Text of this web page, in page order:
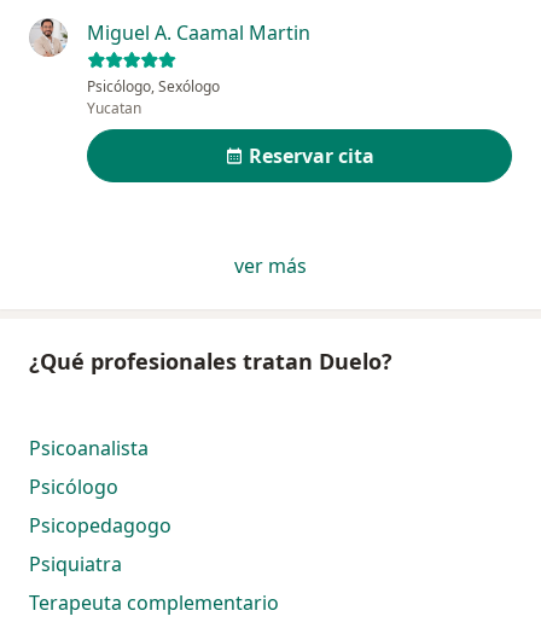
Miguel A. Caamal Martin
Psicólogo, Sexólogo
Yucatan
Reservar cita
ver más
¿Qué profesionales tratan Duelo?
Psicoanalista
Psicólogo
Psicopedagogo
Psiquiatra
Terapeuta complementario